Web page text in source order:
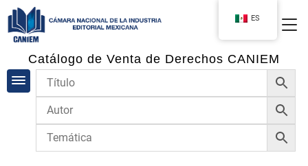
Catálogo de Venta de Derechos CANIEM
ES